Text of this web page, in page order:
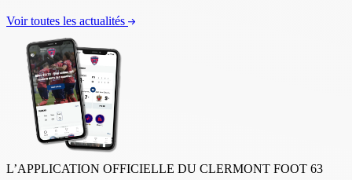
Voir toutes les actualités
L’APPLICATION OFFICIELLE DU CLERMONT FOOT 63